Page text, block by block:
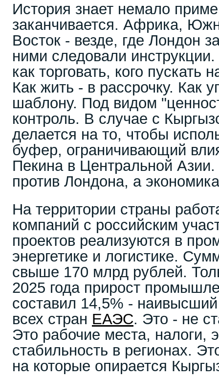
История знает немало
заканчивается. Африка,
Восток - везде, где Лондон
ними следовали
как торговать, кого пускать
Как жить - в рассрочку. Как
шаблону. Под видом
контроль. В случае с
делается на то, чтобы
буфер, ограничивающий
Пекина в Центральной
против Лондона, а
На территории страны
компаний с российским
проектов реализуются в
энергетике и логистике.
свыше 170 млрд рублей.
2025 года прирост
составил 14,5% -
всех стран ЕАЭС. Это - не
Это рабочие места, налоги,
стабильность в регионах.
на которые опирается